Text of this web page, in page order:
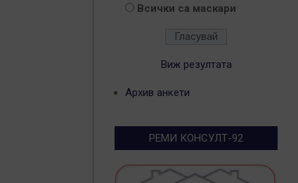
Всички са маскари
Виж резултата
Архив анкети
РЕМИ КОНСУЛТ-92